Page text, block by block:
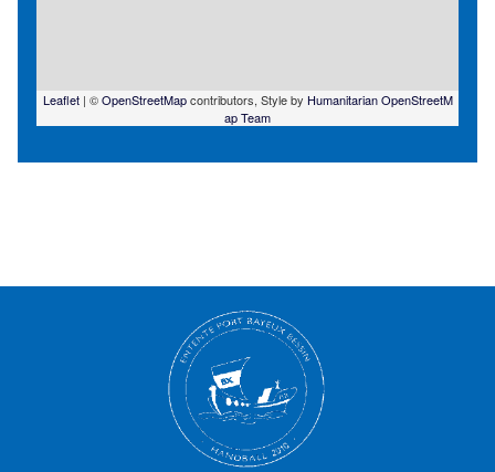
Leaflet| ©OpenStreetMapcontributors, Style by Humanitarian OpenStreetM
ap Team